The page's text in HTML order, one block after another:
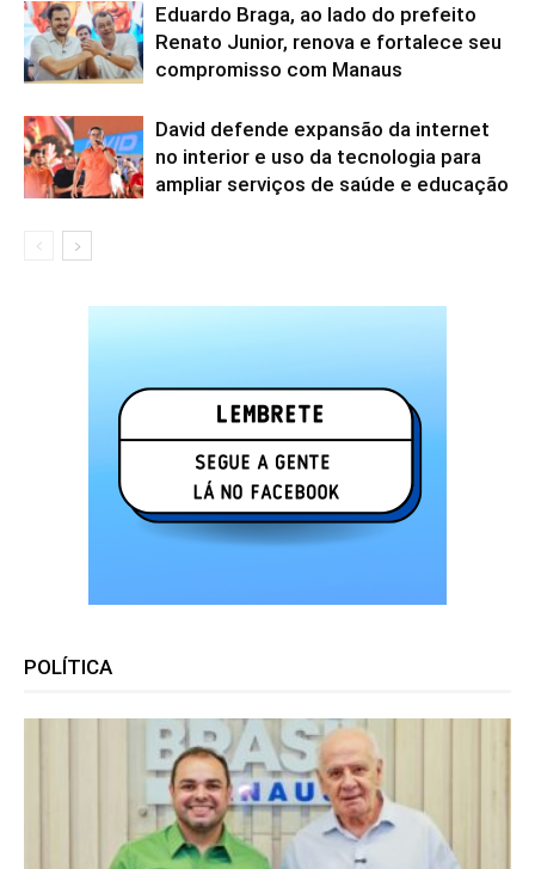
Eduardo Braga, ao lado do prefeito
Renato Junior, renova e fortalece seu
compromisso com Manaus
David defende expansão da internet
no interior e uso da tecnologia para
ampliar serviços de saúde e educação
POLÍTICA